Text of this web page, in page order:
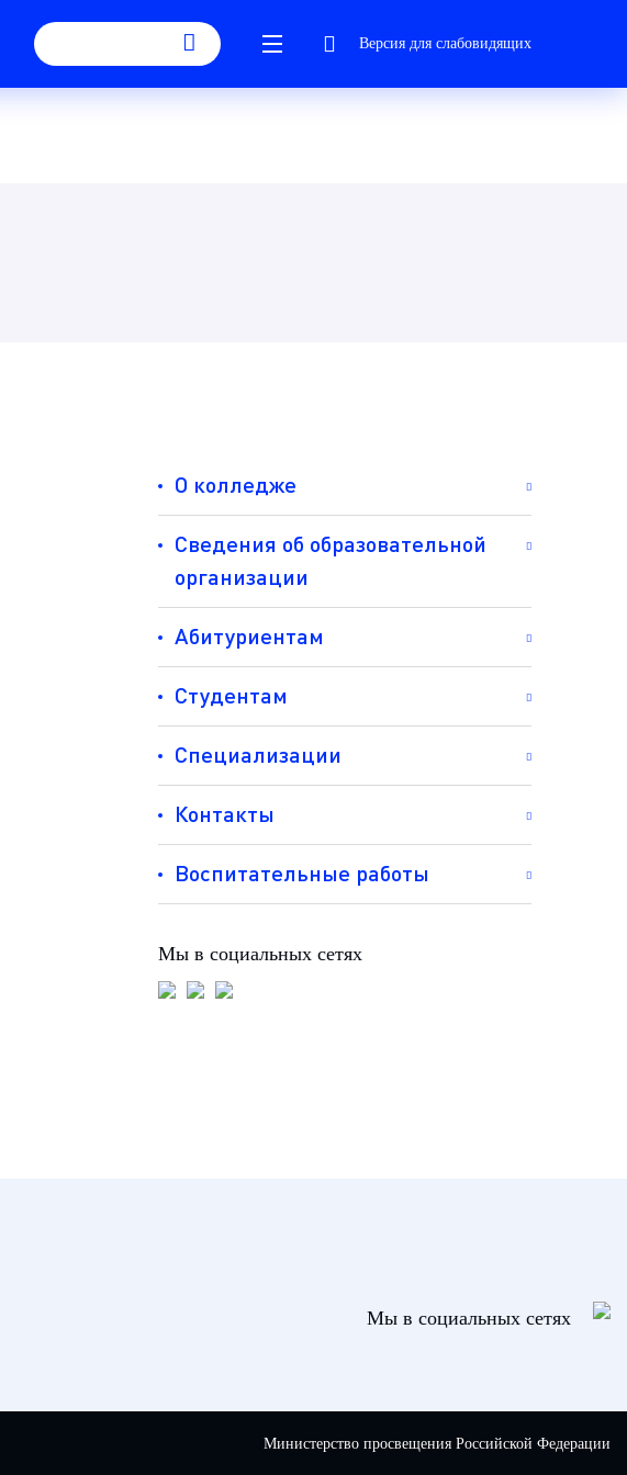
Версия для слабовидящих
О колледже
Сведения об образовательной
организации
Абитуриентам
Студентам
Специализации
Контакты
Воспитательные работы
Мы в социальных сетях
Мы в социальных сетях
Министерство просвещения Российской Федерации